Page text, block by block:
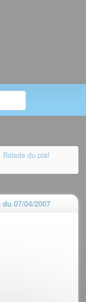
Balade du piaf
07/04/2007